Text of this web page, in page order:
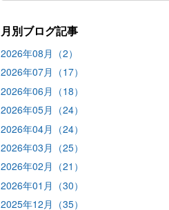
月別ブログ記事
2026年08月（2）
2026年07月（17）
2026年06月（18）
2026年05月（24）
2026年04月（24）
2026年03月（25）
2026年02月（21）
2026年01月（30）
2025年12月（35）